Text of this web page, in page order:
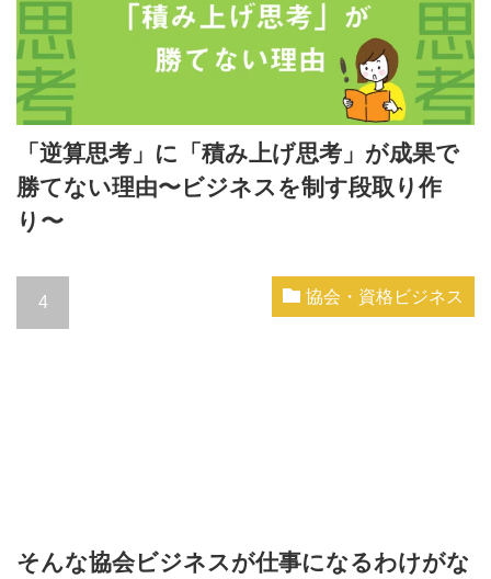
「逆算思考」に「積み上げ思考」が成果で
勝てない理由〜ビジネスを制す段取り作
り〜
協会・資格ビジネス
そんな協会ビジネスが仕事になるわけがな